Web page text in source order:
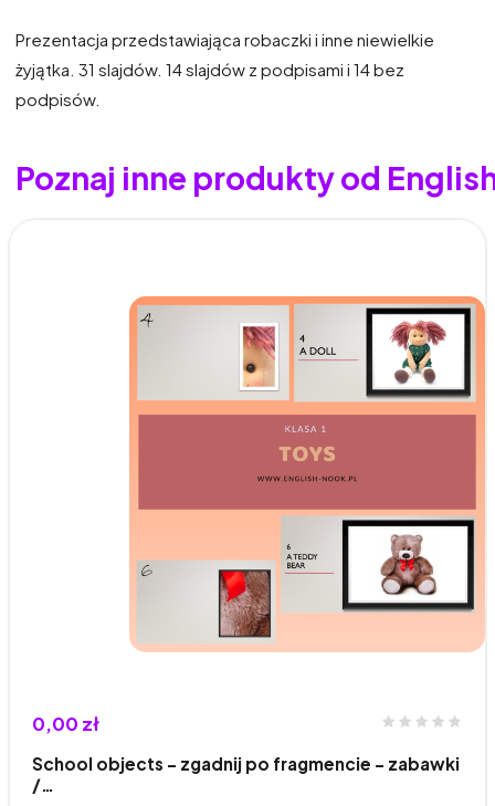
Prezentacja przedstawiająca robaczki i inne niewielkie
żyjątka. 31 slajdów. 14 slajdów z podpisami i 14 bez
podpisów.
Poznaj inne produkty od
0,00 zł
School objects - zgadnij po fragmencie - zabawki
/…